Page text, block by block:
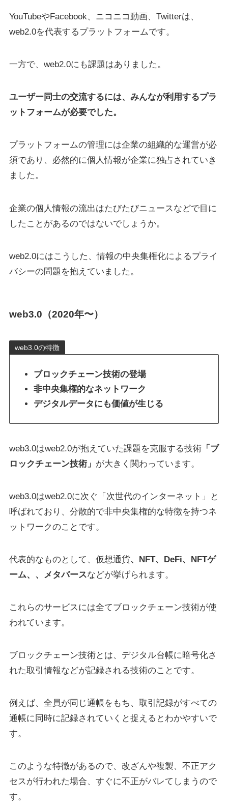
YouTubeやFacebook、ニコニコ動画、Twitterは、
web2.0を代表するプラットフォームです。
一方で、web2.0にも課題はありました。
ユーザー同士の交流するには、みんなが利用するプラ
ットフォームが必要でした。
プラットフォームの管理には企業の組織的な運営が必
須であり、必然的に個人情報が企業に独占されていき
ました。
企業の個人情報の流出はたびたびニュースなどで目に
したことがあるのではないでしょうか。
web2.0にはこうした、情報の中央集権化によるプライ
バシーの問題を抱えていました。
web3.0（2020年〜）
web3.0の特徴
ブロックチェーン技術の登場
非中央集権的なネットワーク
デジタルデータにも価値が生じる
web3.0はweb2.0が抱えていた課題を克服する技術「ブ
ロックチェーン技術」 が大きく関わっています。
web3.0はweb2.0に次ぐ「次世代のインターネット」と
呼ばれており、分散的で非中央集権的な特徴を持つネ
ットワークのことです。
代表的なものとして、仮想通貨、NFT、DeFi、NFTゲ
ーム、、メタバースなどが挙げられます。
これらのサービスには全てブロックチェーン技術が使
われています。
ブロックチェーン技術とは、デジタル台帳に暗号化さ
れた取引情報などが記録される技術のことです。
例えば、全員が同じ通帳をもち、取引記録がすべての
通帳に同時に記録されていくと捉えるとわかやすいで
す。
このような特徴があるので、改ざんや複製、不正アク
セスが行われた場合、すぐに不正がバレてしまうので
す。